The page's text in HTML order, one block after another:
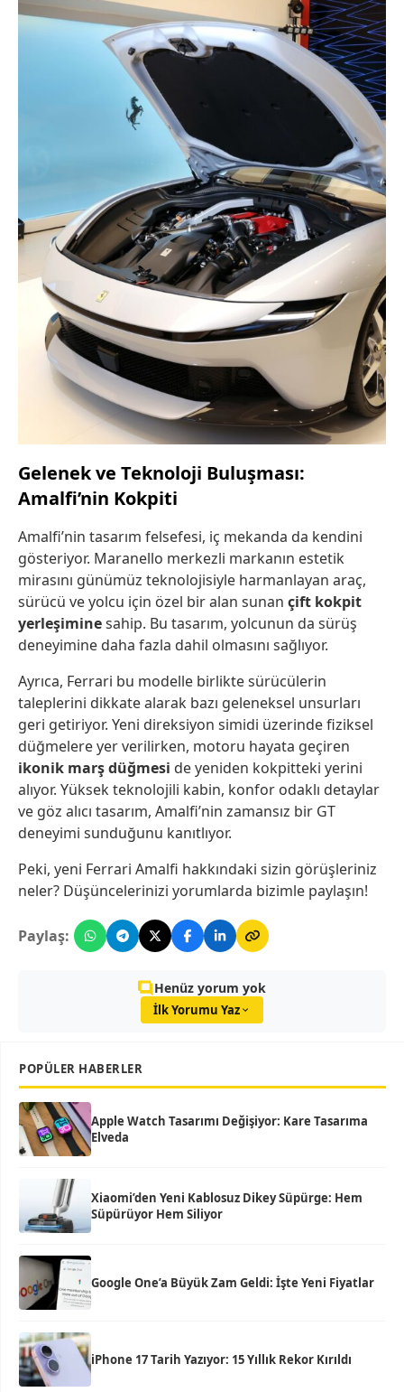
Gelenek ve Teknoloji Buluşması:
Amalfi’nin Kokpiti
Amalfi’nin tasarım felsefesi, iç mekanda da kendini
gösteriyor. Maranello merkezli markanın estetik
mirasını günümüz teknolojisiyle harmanlayan araç,
sürücü ve yolcu için özel bir alan sunan çift kokpit
yerleşiminesahip. Bu tasarım, yolcunun da sürüş
deneyimine daha fazla dahil olmasını sağlıyor.
Ayrıca, Ferrari bu modelle birlikte sürücülerin
taleplerini dikkate alarak bazı geleneksel unsurları
geri getiriyor. Yeni direksiyon simidi üzerinde fiziksel
düğmelere yer verilirken, motoru hayata geçiren
ikonik marş düğmesi de yeniden kokpitteki yerini
alıyor. Yüksek teknolojili kabin, konfor odaklı detaylar
ve göz alıcı tasarım, Amalfi’nin zamansız bir GT
deneyimi sunduğunu kanıtlıyor.
Peki, yeni Ferrari Amalfi hakkındaki sizin görüşleriniz
neler? Düşüncelerinizi yorumlarda bizimle paylaşın!
Paylaş:
Henüz yorum yok
İlk Yorumu Yaz
POPÜLER HABERLER
Apple Watch Tasarımı Değişiyor: Kare Tasarıma
Elveda
Xiaomi’den Yeni Kablosuz Dikey Süpürge: Hem
Süpürüyor Hem Siliyor
Google One’a Büyük Zam Geldi: İşte Yeni Fiyatlar
iPhone 17 Tarih Yazıyor: 15 Yıllık Rekor Kırıldı